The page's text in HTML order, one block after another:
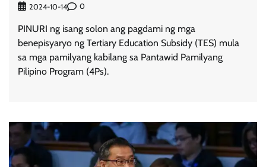
2024-10-14 0
PINURI ng isang solon ang pagdami ng mga
benepisyaryo ng Tertiary Education Subsidy (TES) mula
sa mga pamilyang kabilang sa Pantawid Pamilyang
Pilipino Program (4Ps).